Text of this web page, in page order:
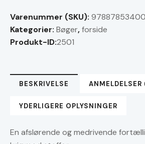
antal
Varenummer (SKU):
Kategorier: Bøger,forside
Produkt-ID:2501
BESKRIVELSE
YDERLIGERE OPLYSNINGER
En afslørende og medrivende